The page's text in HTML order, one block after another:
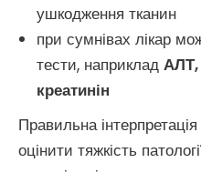
ушкодження тканин
при сумнівах лікар
тести, наприклад АЛТ,
креатинін
Правильна
оцінити тяжкість